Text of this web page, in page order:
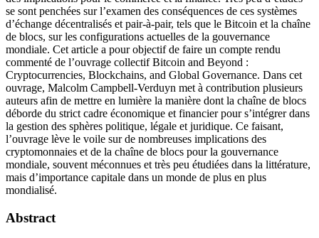
se sont penchées sur l’examen des conséquences de ces systèmes
d’échange décentralisés et pair-à-pair, tels que le Bitcoin et la chaîne
de blocs, sur les configurations actuelles de la gouvernance
mondiale. Cet article a pour objectif de faire un compte rendu
commenté de l’ouvrage collectif Bitcoin and Beyond :
Cryptocurrencies, Blockchains, and Global Governance. Dans cet
ouvrage, Malcolm Campbell-Verduyn met à contribution plusieurs
auteurs afin de mettre en lumière la manière dont la chaîne de blocs
déborde du strict cadre économique et financier pour s’intégrer dans
la gestion des sphères politique, légale et juridique. Ce faisant,
l’ouvrage lève le voile sur de nombreuses implications des
cryptomonnaies et de la chaîne de blocs pour la gouvernance
mondiale, souvent méconnues et très peu étudiées dans la littérature,
mais d’importance capitale dans un monde de plus en plus
mondialisé.
Abstract